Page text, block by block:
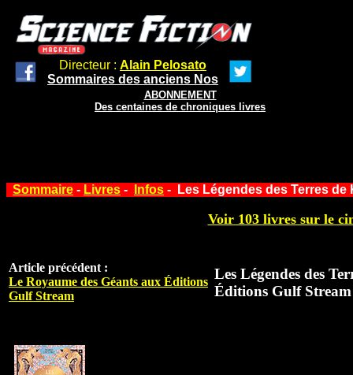
Directeur : Alain Pelosato
Sommaires des anciens Nos
ABONNEMENT
Des centaines de chroniques livres
Sommaire - Livres - Infos - Les Légendes des Terres de
Voir 103 livres sur le
Article précédent :
Le Royaume des Géants aux Éditions
Gulf Stream
Les Légendes des
Éditions Gulf Stream